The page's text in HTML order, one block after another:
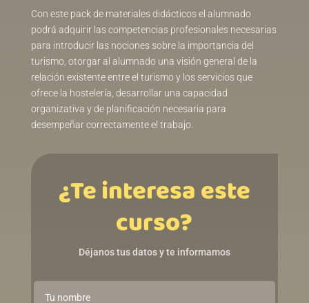
Con este pack de materiales didácticos el alumnado
podrá adquirir las competencias profesionales necesarias
para introducir las nociones sobre la importancia del
turismo, otorgar al alumnado una visión general de la
relación existente entre el turismo y los servicios que
ofrece la hostelería, desarrollar una capacidad
organizativa y de planificación necesaria para
desempeñar correctamente el trabajo.
¿Te interesa este
curso?
Déjanos tus datos y te informamos